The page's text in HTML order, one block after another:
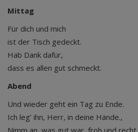
Mittag
Für dich und mich
ist der Tisch gedeckt.
Hab Dank dafür,
dass es allen gut schmeckt.
Abend
Und wieder geht ein Tag zu Ende.
Ich leg’ ihn, Herr, in deine Hände.,
Nimm an, was gut war, froh und recht.